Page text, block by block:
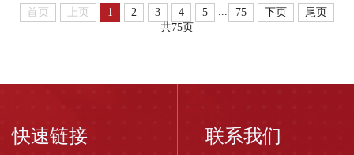
水平赛事，共汇聚全省
整体水平过硬，全面展
冠军，达成该单项连续
跑全省本科高校。...
幕。晋中信息学院武术
功卫冕团体荣誉，其中
非遗特色项目形意拳实
代表队在教师宋玉龙、
非遗特色项目形意拳实
现男女组别单项十四连
首页 上页 1 2 3 4 5 75 下页
尾页
共75页
快速链接 联系我们